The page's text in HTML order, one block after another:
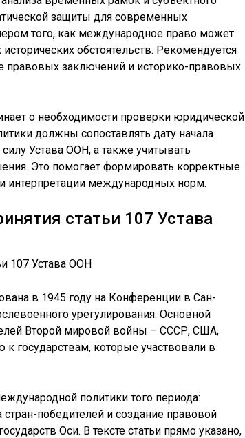
защиты для современных
того, как международное право может
обстоятельств. Рекомендуется
правовых заключений и историко-правовых
о необходимости проверки юридической
должны сопоставлять дату начала
Устава ООН, а также учитывать
Это помогает формировать корректные
интерпретации международных норм.
статьи 107 Устава
в 1945 году на Конференции в Сан-
урегулирования. Основной
Второй мировой войны – СССР, США,
государствам, которые участвовали в
политики того периода:
победителей и создание правовой
Оси. В тексте статьи прямо указано,